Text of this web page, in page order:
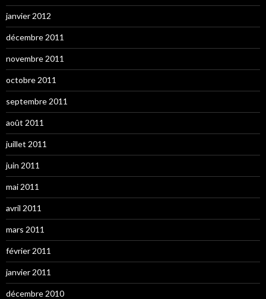
janvier 2012
décembre 2011
novembre 2011
octobre 2011
septembre 2011
août 2011
juillet 2011
juin 2011
mai 2011
avril 2011
mars 2011
février 2011
janvier 2011
décembre 2010